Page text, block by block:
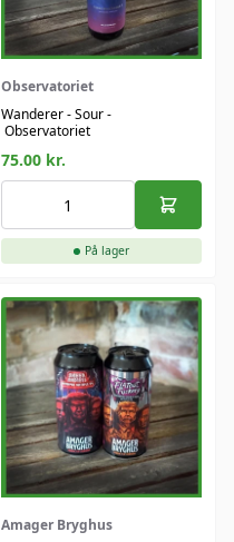
Observatoriet
Wanderer - Sour -
Observatoriet
75.00 kr.
På lager
Amager Bryghus